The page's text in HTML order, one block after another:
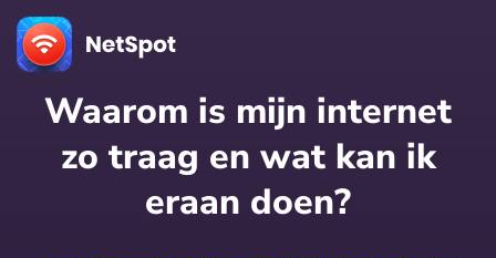
Waarom is mijn internet
zo traag en wat kan ik
eraan doen?